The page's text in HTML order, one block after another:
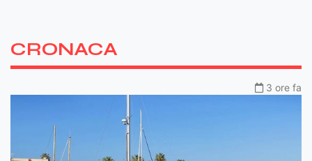
CRONACA
3 ore fa